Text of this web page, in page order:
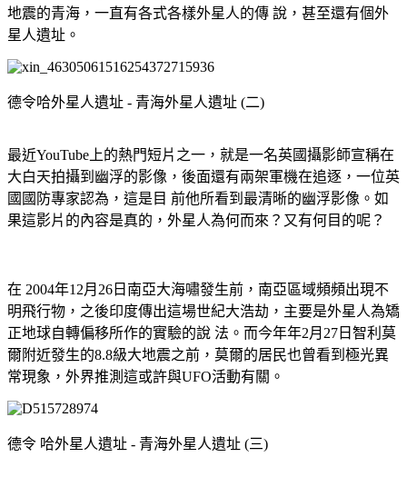
地震的青海，一直有各式各樣外星人的傳 說，甚至還有個外
星人遺址。
德令哈外星人遺址 - 青海外星人遺址 (二)
最近YouTube上的熱門短片之一，就是一名英國攝影師宣稱在
大白天拍攝到幽浮的影像，後面還有兩架軍機在追逐，一位英
國國防專家認為，這是目 前他所看到最清晰的幽浮影像。如
果這影片的內容是真的，外星人為何而來？又有何目的呢？
在 2004年12月26日南亞大海嘯發生前，南亞區域頻頻出現不
明飛行物，之後印度傳出這場世紀大浩劫，主要是外星人為矯
正地球自轉偏移所作的實驗的說 法。而今年年2月27日智利莫
爾附近發生的8.8級大地震之前，莫爾的居民也曾看到極光異
常現象，外界推測這或許與UFO活動有關。
德令 哈外星人遺址 - 青海外星人遺址 (三)